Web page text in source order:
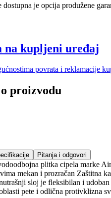
dostupna je opcija produžene
na kupljeni uređaj
povrata i reklamacije
proizvodu
Pitanja i odgovori
plitka cipela marke
mekan i prozračan Zaštitna
sloj je fleksibilan i
pete i odlična protivklizna